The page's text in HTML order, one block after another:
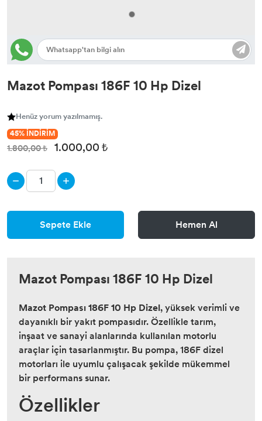
Mazot Pompası 186F 10 Hp Dizel
Henüz yorum yazılmamış.
45% İNDİRİM
1.800,00 ₺ 1.000,00 ₺
Sepete Ekle Hemen Al
Mazot Pompası 186F 10 Hp Dizel
Mazot Pompası 186F 10 Hp Dizel, yüksek verimli ve
dayanıklı bir yakıt pompasıdır. Özellikle tarım,
inşaat ve sanayi alanlarında kullanılan motorlu
araçlar için tasarlanmıştır. Bu pompa, 186F dizel
motorları ile uyumlu çalışacak şekilde mükemmel
bir performans sunar.
Özellikler